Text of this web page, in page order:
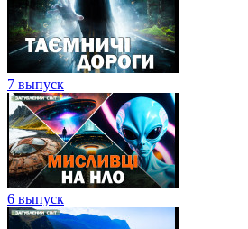
7 выпуск
6 выпуск